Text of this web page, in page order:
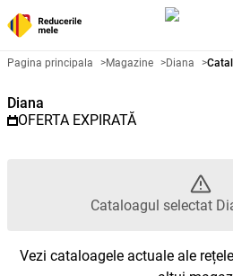
Catalog
Pagina principala >Magazine >Diana >
Diana
OFERTA EXPIRATĂ
Cataloagul selectat
Vezi cataloagele actuale ale